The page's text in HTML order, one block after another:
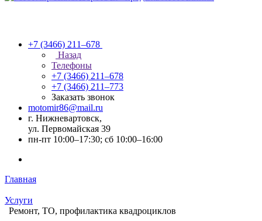
+7 (3466) 211‒678
Назад
Телефоны
+7 (3466) 211‒678
+7 (3466) 211‒773
Заказать звонок
motomir86@mail.ru
г. Нижневартовск,
ул. Первомайская 39
пн-пт 10:00–17:30; сб 10:00–16:00
Главная
Услуги
Ремонт, ТО, профилактика квадроциклов